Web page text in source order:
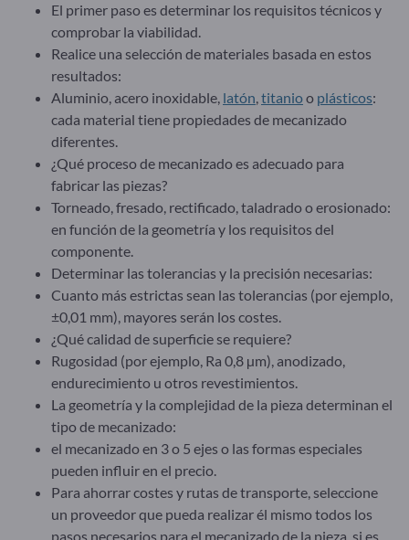
El primer paso es determinar los requisitos técnicos y
comprobar la viabilidad.
Realice una selección de materiales basada en estos
resultados:
Aluminio, acero inoxidable, latón,titanioo plásticos:
cada material tiene propiedades de mecanizado
diferentes.
¿Qué proceso de mecanizado es adecuado para
fabricar las piezas?
Torneado, fresado, rectificado, taladrado o erosionado:
en función de la geometría y los requisitos del
componente.
Determinar las tolerancias y la precisión necesarias:
Cuanto más estrictas sean las tolerancias (por ejemplo,
±0,01 mm), mayores serán los costes.
¿Qué calidad de superficie se requiere?
Rugosidad (por ejemplo, Ra 0,8 µm), anodizado,
endurecimiento u otros revestimientos.
La geometría y la complejidad de la pieza determinan el
tipo de mecanizado:
el mecanizado en 3 o 5 ejes o las formas especiales
pueden influir en el precio.
Para ahorrar costes y rutas de transporte, seleccione
un proveedor que pueda realizar él mismo todos los
pasos necesarios para el mecanizado de la pieza, si es